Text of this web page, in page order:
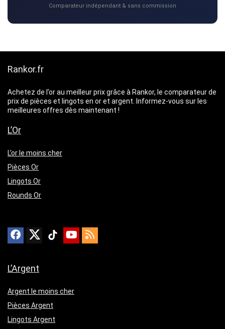
Comparateur indépendant & sans commission
Rankor.fr
Achetez de l’or au meilleur prix grâce à Rankor, le comparateur de
prix de pièces et lingots en or et argent. Informez-vous sur les
meilleures offres dès maintenant !
L’Or
L’or le moins cher
Pièces Or
Lingots Or
Rounds Or
L’Argent
Argent le moins cher
Pièces Argent
Lingots Argent